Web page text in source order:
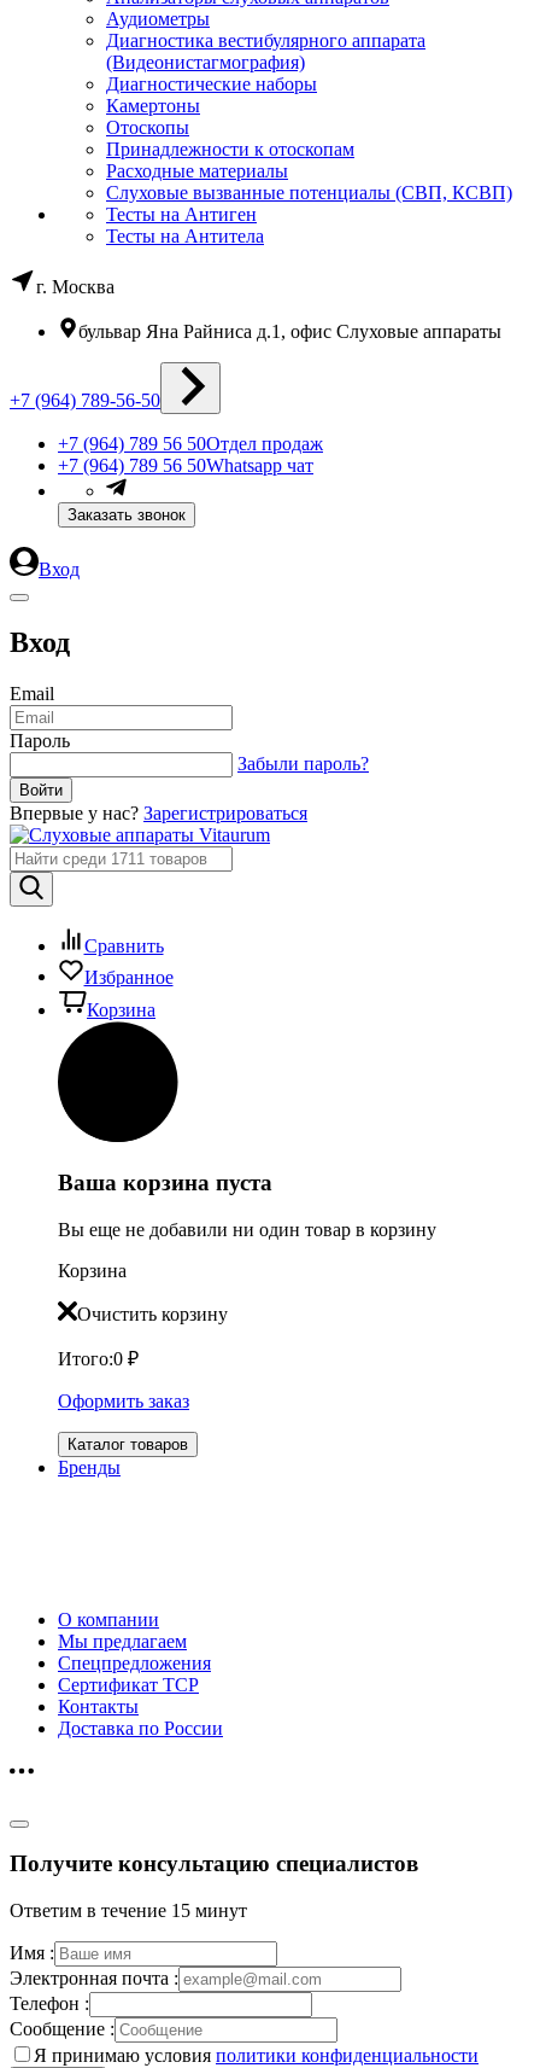
Аудиометры
Диагностика вестибулярного аппарата
(Видеонистагмография)
Диагностические наборы
Камертоны
Отоскопы
Принадлежности к отоскопам
Расходные материалы
Слуховые вызванные потенциалы (СВП, КСВП)
Тесты на Антиген
Тесты на Антитела
г. Москва
бульвар Яна Райниса д.1, офис Слуховые аппараты
+7 (964) 789-56-50
+7 (964) 789 56 50Отдел продаж
+7 (964) 789 56 50Whatsapp чат
Заказать звонок
Вход
Вход
Email
Пароль
Забыли пароль?
Впервые у нас? Зарегистрироваться
Сравнить
Избранное
Корзина
Ваша корзина пуста
Вы еще не добавили ни один товар в корзину
Корзина
Очистить корзину
Итого:0 ₽
Оформить заказ
Каталог товаров
Бренды
О компании
Мы предлагаем
Спецпредложения
Сертификат ТСР
Контакты
Доставка по России
Получите консультацию специалистов
Ответим в течение 15 минут
Имя :
Электронная почта :
Телефон :
Сообщение :
Я принимаю условия политики конфиденциальности